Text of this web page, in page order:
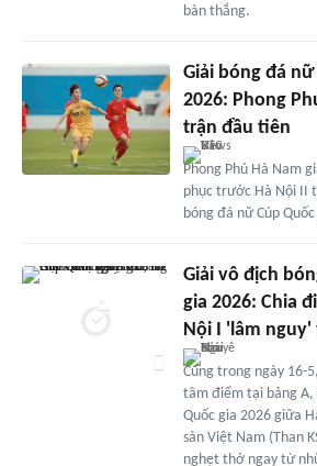
bàn thắng.
Giải bóng đá
2026: Phong
trận đầu tiên
Phong Phú Hà Nam
phục trước Hà Nội II
bóng đá nữ Cúp
Giải vô địch
gia 2026: Chia
Nội I 'lâm nguy'
Cũng trong ngày 16-
tâm điểm tại bảng A,
Quốc gia 2026 giữa
sản Việt Nam (Than
nghẹt thở ngay từ